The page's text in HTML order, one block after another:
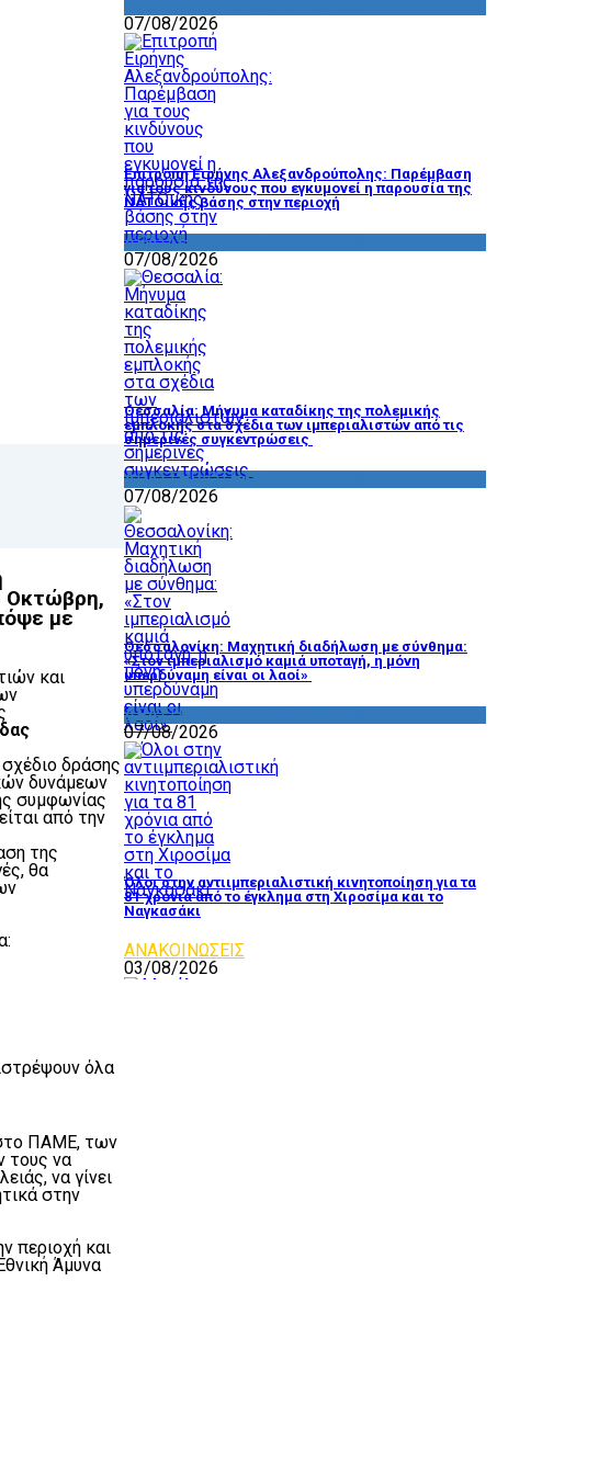
Οκτώβρη,
με
και
δράσης
δυνάμεων
συμφωνίας
από την
της
θα
όλα
ΠΑΜΕ, των
τους να
να γίνει
στην
περιοχή και
Άμυνα
07/08/2026
Επιτροπή Ειρήνης Αλεξανδρούπολης: Παρέμβαση
για τους κινδύνους που εγκυμονεί η παρουσία της
ΝΑΤΟικής βάσης στην περιοχή
ΔΡΑΣΤΗΡΙΟΤΗΤΑ ΕΠΙΤΡΟΠΩΝ
07/08/2026
Θεσσαλία: Μήνυμα καταδίκης της πολεμικής
εμπλοκής στα σχέδια των ιμπεριαλιστών από τις
σημερινές συγκεντρώσεις
ΔΡΑΣΤΗΡΙΟΤΗΤΑ ΕΠΙΤΡΟΠΩΝ
07/08/2026
Θεσσαλονίκη: Μαχητική διαδήλωση με σύνθημα:
«Στον ιμπεριαλισμό καμιά υποταγή, η μόνη
υπερδύναμη είναι οι λαοί»
ΔΡΑΣΤΗΡΙΟΤΗΤΑ ΕΠΙΤΡΟΠΩΝ
07/08/2026
Όλοι στην αντιιμπεριαλιστική κινητοποίηση για τα
81 χρόνια από το έγκλημα στη Χιροσίμα και το
Ναγκασάκι
ΑΝΑΚΟΙΝΩΣΕΙΣ
03/08/2026